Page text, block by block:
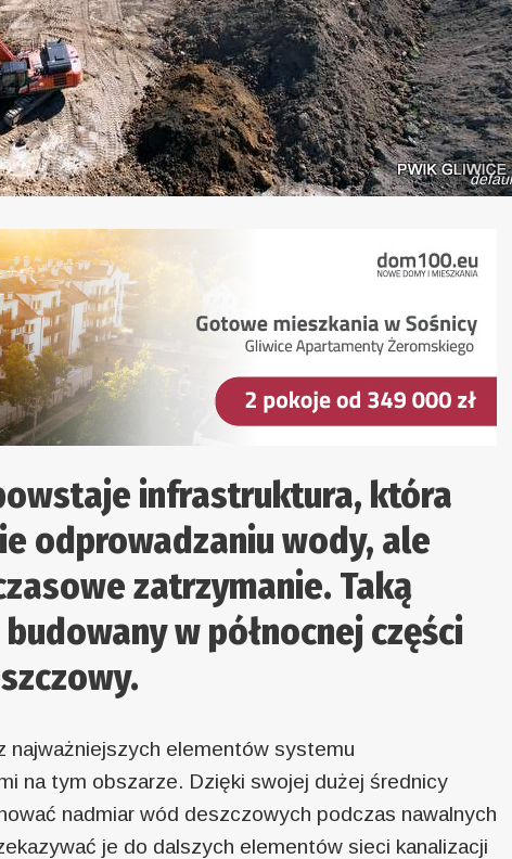
infrastruktura, która
odprowadzaniu wody, ale
zatrzymanie. Taką
w północnej części
elementów systemu
na tym obszarze. Dzięki swojej dużej średnicy
nadmiar wód deszczowych podczas nawalnych
je do dalszych elementów sieci kanalizacji